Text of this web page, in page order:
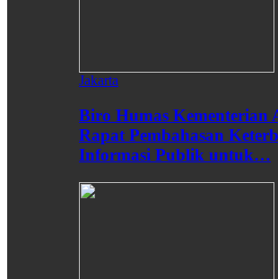
Jakarta
Biro Humas Kementerian
Rapat Pembahasan
Informasi Publik untuk…